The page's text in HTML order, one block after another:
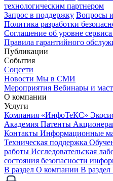
технологическим партнером
Запрос в поддержку Вопросы
Политика разработки
Соглашение об уровне
Правила гарантийного
Публикации
События
Соцсети
Новости Мы в СМИ
Мероприятия Вебинары и
О компании
Услуги
Компания «ИнфоТеКС»
Академия Патенты
Контакты Информационные
Техническая поддержка
работы Исследовательская
состояния безопасности
В раздел О компании В раздел